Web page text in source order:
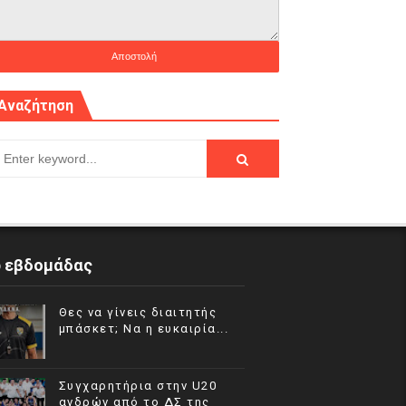
εβδομάδας
Θες να γίνεις διαιτητής
μπάσκετ; Να η ευκαιρία...
Συγχαρητήρια στην U20
ανδρών από το ΔΣ της